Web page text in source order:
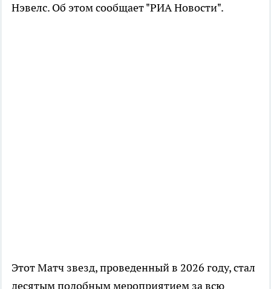
Нэвелс. Об этом сообщает "РИА Новости".
Этот Матч звезд, проведенный в 2026 году, стал
десятым подобным мероприятием за всю